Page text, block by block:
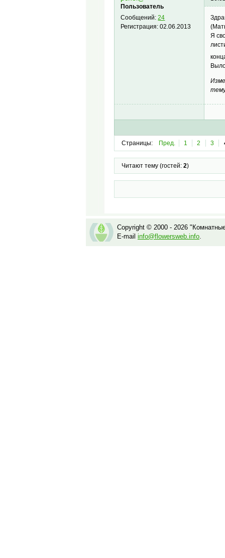
Пользователь
Сообщений:24
Регистрация:02.06.2013
Я
Страницы: Пред. 1 2 3
Читают тему (гостей: 2)
Copyright © 2000 - 2026
E-mail info@flowersweb.info.